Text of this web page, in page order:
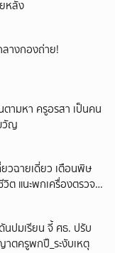
หลัง
ลางกองถ่าย!
ามหา ครูอรสา เป็นคน
วัญ
วฉายเดี่ยว เตือนพิษ
ต แนะพกเครื่องตรวจ
นปมเรียน จี้ ศธ. ปรับ
ตครูพกปื_ระงับเหตุ